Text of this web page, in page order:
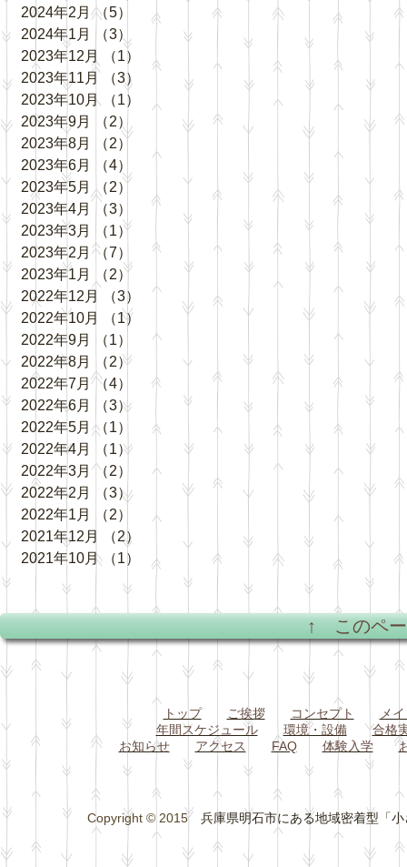
2024年2月 （5）
5件の記事
2024年1月
（3）
3件の記事
2023年12月
（1）
2023年11月
（3）
3件の記事
2023年10月
（1）
2023年9月
（2）
2件の記事
2023年8月
（2）
2023年6月
（4）
2023年5月 （2）
2件の記事
2023年4月
（3）
3件の記事
2023年3月
（1）
2023年2月 （7）
7件の記事
2023年1月
（2） 2件の記事
2022年12月
（3）
3件の記事
2022年10月
（1）
1件の記事
2022年9月
（1）
1件の記事
2022年8月
（2） 2件の記事
2022年7月 （4）
4件の記事
2022年6月
（3） 3件の記事
2022年5月 （1）
1件の記事
2022年4月
（1）1件の記事
2022年3月 （2）
2件の記事
2022年2月
（3）3件の記事
2022年1月
（2）
2件の記事
2021年12月
（2）
2021年10月
（1） 1件の記事
↑ このペ
トップ ご挨拶 コンセプト
メ
年間スケジュール
環境・設備
合格
お知らせ
アクセス FAQ 体験入学
Copyright © 2015 兵庫県明石市にある地域密着型「